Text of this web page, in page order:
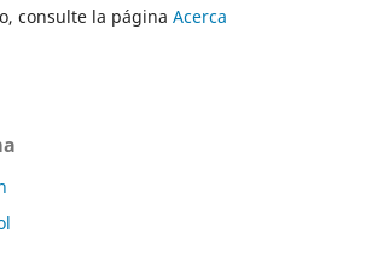
consulte la página Acerca